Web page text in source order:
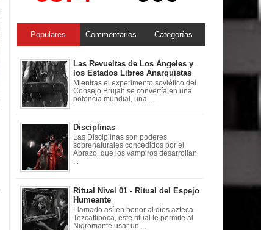
Populares Commentarios Categorías
Las Revueltas de Los Ángeles y
los Estados Libres Anarquistas
Mientras el experimento soviético del
Consejo Brujah se convertía en una
potencia mundial, una ...
Disciplinas
Las Disciplinas son poderes
sobrenaturales concedidos por el
Abrazo, que los vampiros desarrollan
Ritual Nivel 01 - Ritual del Espejo
Humeante
Llamado así en honor al dios azteca
Tezcatlipoca, este ritual le permite al
Nigromante usar un ...